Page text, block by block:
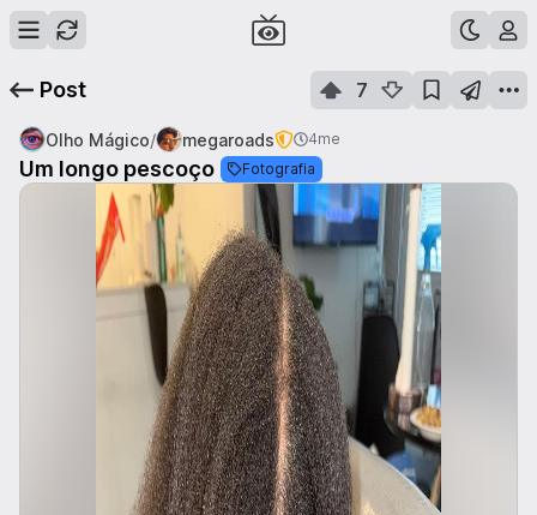
Post 7
Olho Mágico/ megaroads 4me
Um longo pescoço Fotografia